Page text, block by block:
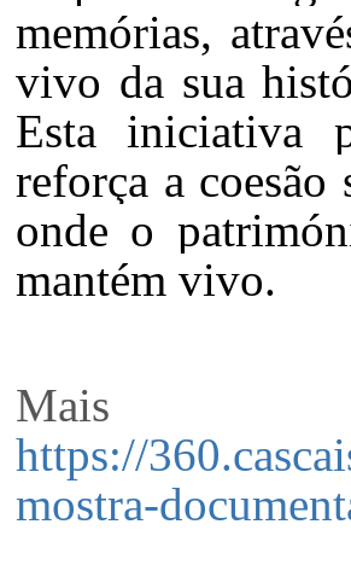
memórias,
vivo da sua
Esta iniciativa
reforça a
onde o
mantém vivo.
Mais
https://
mostra-